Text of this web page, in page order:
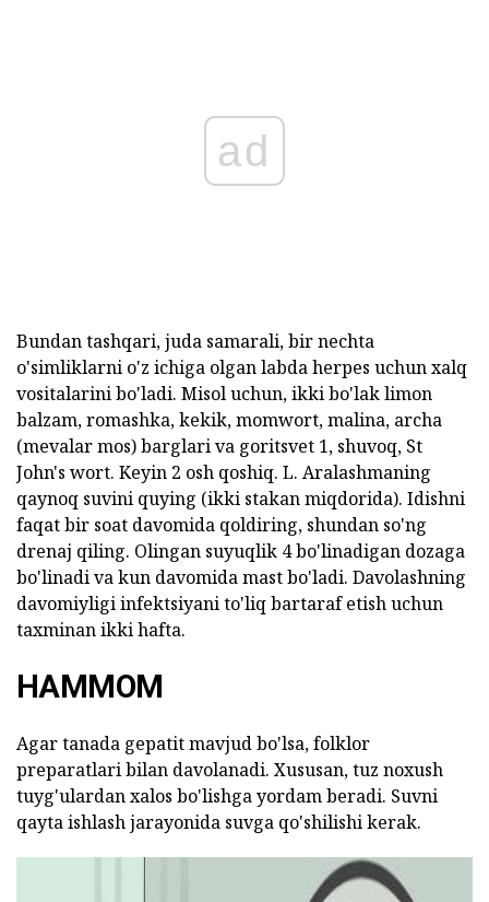
ad
Bundan tashqari, juda samarali, bir nechta
o'simliklarni o'z ichiga olgan labda herpes uchun xalq
vositalarini bo'ladi. Misol uchun, ikki bo'lak limon
balzam, romashka, kekik, momwort, malina, archa
(mevalar mos) barglari va goritsvet 1, shuvoq, St
John's wort. Keyin 2 osh qoshiq. L. Aralashmaning
qaynoq suvini quying (ikki stakan miqdorida). Idishni
faqat bir soat davomida qoldiring, shundan so'ng
drenaj qiling. Olingan suyuqlik 4 bo'linadigan dozaga
bo'linadi va kun davomida mast bo'ladi. Davolashning
davomiyligi infektsiyani to'liq bartaraf etish uchun
taxminan ikki hafta.
HAMMOM
Agar tanada gepatit mavjud bo'lsa, folklor
preparatlari bilan davolanadi. Xususan, tuz noxush
tuyg'ulardan xalos bo'lishga yordam beradi. Suvni
qayta ishlash jarayonida suvga qo'shilishi kerak.